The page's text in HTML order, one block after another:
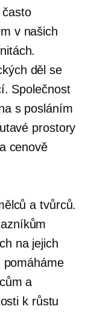
v našich
děl se
Společnost
s posláním
prostory
cenově
a tvůrců.
na jejich
pomáháme
a
k růstu